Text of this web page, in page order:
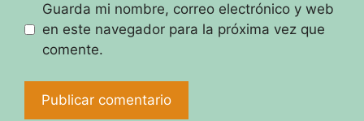
Guarda mi nombre, correo electrónico y web
en este navegador para la próxima vez que
comente.